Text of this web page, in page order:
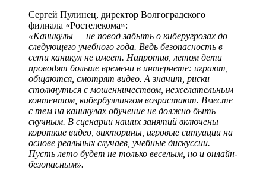
Сергей Пулинец, директор Волгоградского
филиала «Ростелекома»:
«Каникулы — не повод забыть о киберугрозах до
следующего учебного года. Ведь безопасность в
сети каникул не имеет. Напротив, летом дети
проводят больше времени в интернете: играют,
общаются, смотрят видео. А значит, риски
столкнуться с мошенничеством, нежелательным
контентом, кибербуллингом возрастают. Вместе
с тем на каникулах обучение не должно быть
скучным. В сценарии наших занятий включены
короткие видео, викторины, игровые ситуации на
основе реальных случаев, учебные дискуссии.
Пусть лето будет не только веселым, но и онлайн-
безопасным».